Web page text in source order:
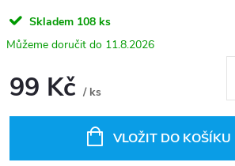
Skladem 108 ks
11.8.2026
99 Kč / ks
VLOŽIT DO KOŠÍKU